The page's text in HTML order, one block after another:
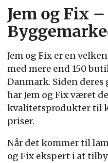
Jem og Fix
Jem og Fix er en
med mere end 150
Danmark. Siden
har Jem og Fix været
kvalitetsprodukter til
priser.
Når det kommer til
og Fix ekspert i at